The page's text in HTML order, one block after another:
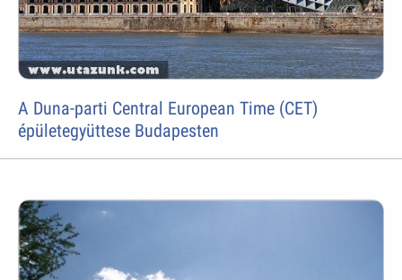
A Duna-parti Central European Time (CET)
épületegyüttese Budapesten